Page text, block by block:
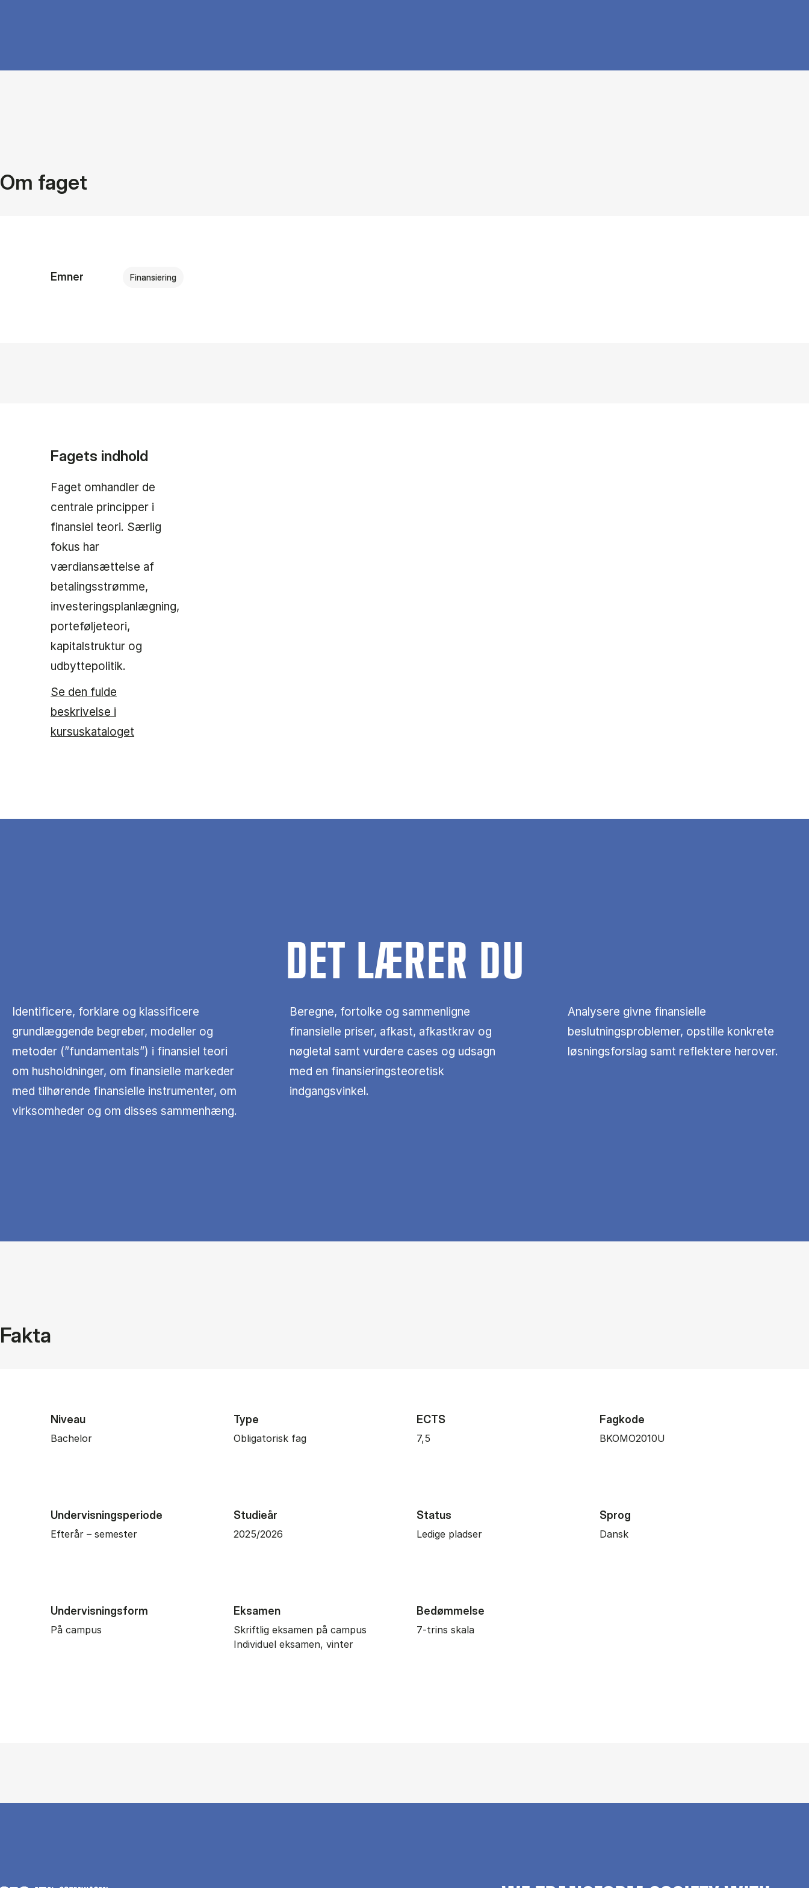
Om faget
Emner Finansiering
Fagets indhold
Faget omhandler de
centrale principper i
finansiel teori. Særlig
fokus har
værdiansættelse af
betalingsstrømme,
investeringsplanlægning,
porteføljeteori,
kapitalstruktur og
udbyttepolitik.
Se den fulde
beskrivelse i
kursuskataloget
DET LÆRER DU
Identificere, forklare og klassificere
grundlæggende begreber, modeller og
metoder (”fundamentals”) i finansiel teori
om husholdninger, om finansielle markeder
med tilhørende finansielle instrumenter, om
virksomheder og om disses sammenhæng.
Beregne, fortolke og sammenligne
finansielle priser, afkast, afkastkrav og
nøgletal samt vurdere cases og udsagn
med en finansieringsteoretisk
indgangsvinkel.
Analysere givne finansielle
beslutningsproblemer, opstille konkrete
løsningsforslag samt reflektere herover.
Fakta
Niveau
Bachelor
Type
Obligatorisk fag
ECTS
7,5
Fagkode
BKOMO2010U
Undervisningsperiode
Efterår – semester
Studieår
2025/2026
Status
Ledige pladser
Sprog
Dansk
Undervisningsform
På campus
Eksamen
Skriftlig eksamen på campus
Individuel eksamen, vinter
Bedømmelse
7-trins skala